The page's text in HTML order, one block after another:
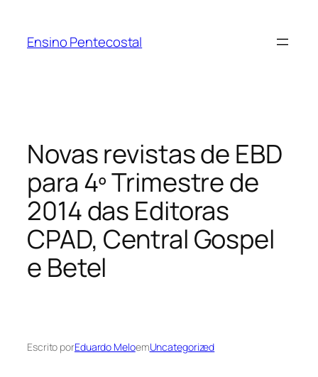
Ensino Pentecostal
Novas revistas de EBD
para 4º Trimestre de
2014 das Editoras
CPAD, Central Gospel
e Betel
Escrito porEduardo MeloemUncategorized